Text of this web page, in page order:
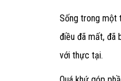
Sống trong một
điều đã mất, đã
với thực tại.